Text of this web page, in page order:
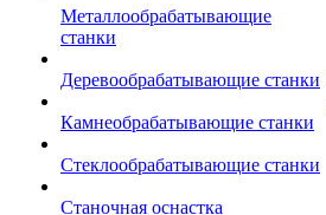
Металлообрабатывающие
станки
Деревообрабатывающие станки
Камнеобрабатывающие станки
Стеклообрабатывающие станки
Станочная оснастка